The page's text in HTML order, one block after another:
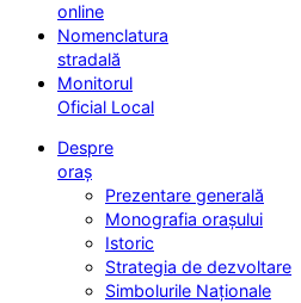
online
Nomenclatura
stradală
Monitorul
Oficial Local
Despre
oraș
Prezentare generală
Monografia orașului
Istoric
Strategia de dezvoltare
Simbolurile Naționale